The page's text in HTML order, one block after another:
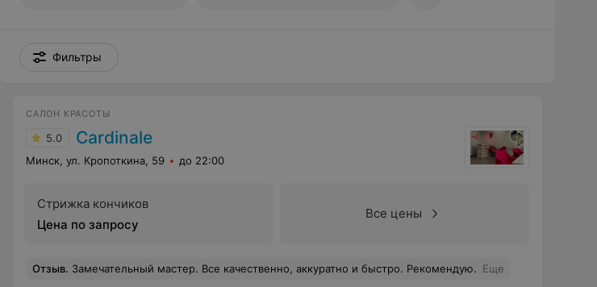
Фильтры
САЛОН КРАСОТЫ
5.0 Cardinale
Минск, ул. Кропоткина, 59 до 22:00
Стрижка кончиков
Цена по запросу
Все цены
Отзыв. Замечательный мастер. Все качественно, аккуратно и быстро. Рекомендую. Еще